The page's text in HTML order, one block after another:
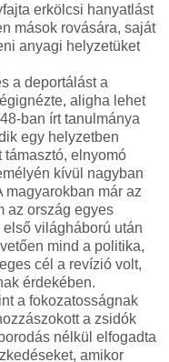
erkölcsi hanyatlást
mások rovására, saját
anyagi helyzetüket
a deportálást a
aligha lehet
ban írt tanulmánya
egy helyzetben
elnyomó
kívül nagyban
magyarokban már az
az ország egyes
világháború után
mind a politika,
cél a revízió volt,
érdekében.
a fokozatosságnak
a zsidók
nélkül elfogadta
amikor